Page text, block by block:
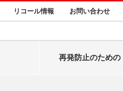
リコール情報 お問い合わせ
再発防止のための